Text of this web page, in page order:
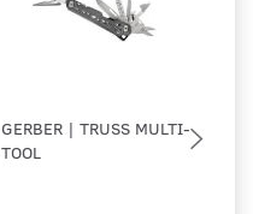
GERBER | TRUSS MULTI-
TOOL